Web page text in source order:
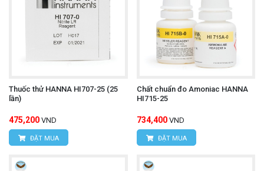
Thuốc thử HANNA HI707-25 (25
lần)
475,200 VND
ĐẶT MUA
Chất chuẩn đo Amoniac HANNA
HI715-25
734,400 VND
ĐẶT MUA